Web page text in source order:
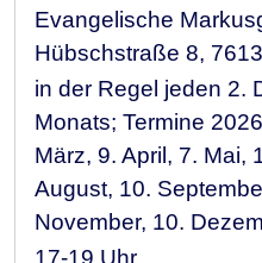
Evangelische
Hübschstraße 8,
in der Regel jeden 2.
Monats; Termine
März, 9. April, 7. Mai,
August, 10.
November, 10.
17-19 Uhr